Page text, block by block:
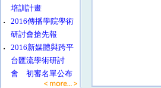
培訓計畫
‧
2016傳播學院學術
研討會搶先報
‧
2016新媒體與跨平
台匯流學術研討
會 初審名單公布